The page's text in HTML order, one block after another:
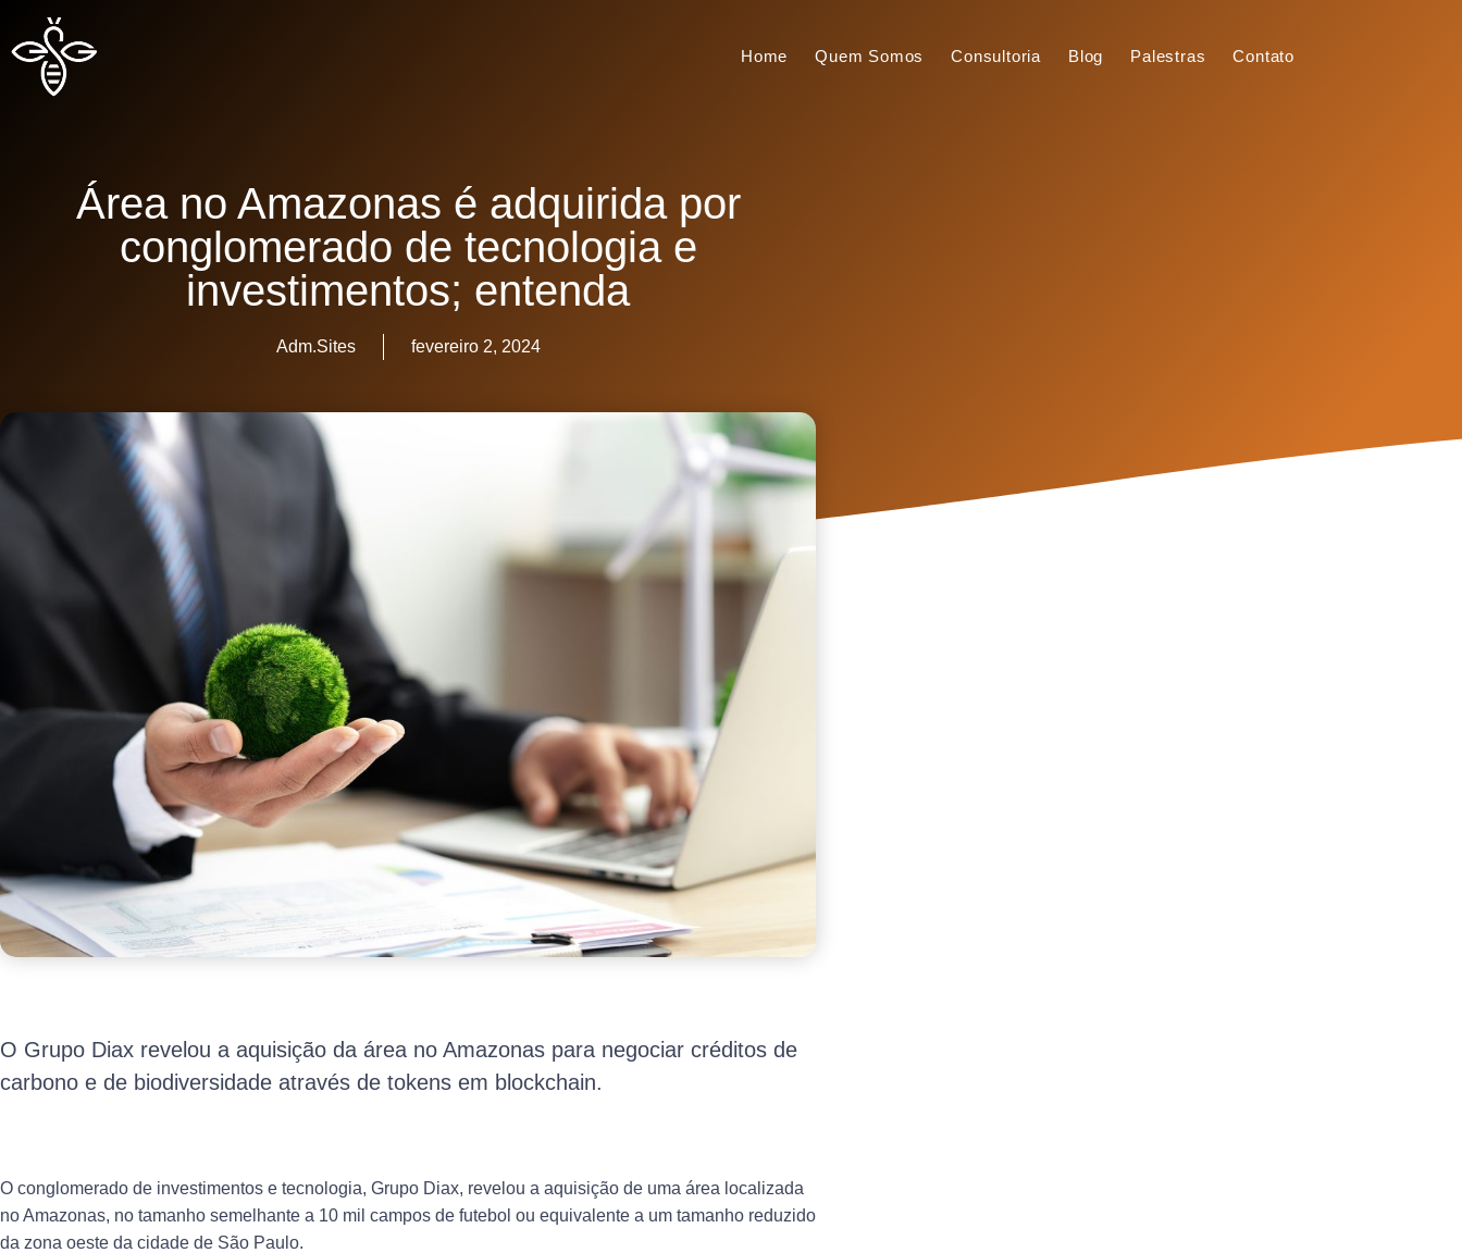
Home Quem Somos Consultoria Blog Palestras Contato
Área no Amazonas é adquirida por
conglomerado de tecnologia e
investimentos; entenda
Adm.Sites fevereiro 2, 2024
O Grupo Diax revelou a aquisição da área no Amazonas para negociar créditos de
carbono e de biodiversidade através de tokens em blockchain.
O conglomerado de investimentos e tecnologia, Grupo Diax, revelou a aquisição de uma área localizada
no Amazonas, no tamanho semelhante a 10 mil campos de futebol ou equivalente a um tamanho reduzido
da zona oeste da cidade de São Paulo.